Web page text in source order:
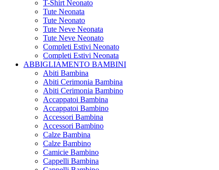
T-Shirt Neonato
Tute Neonata
Tute Neonato
Tute Neve Neonata
Tute Neve Neonato
Completi Estivi Neonato
Completi Estivi Neonata
ABBIGLIAMENTO BAMBINI
Abiti Bambina
Abiti Cerimonia Bambina
Abiti Cerimonia Bambino
Accappatoi Bambina
Accappatoi Bambino
Accessori Bambina
Accessori Bambino
Calze Bambina
Calze Bambino
Camicie Bambino
Cappelli Bambina